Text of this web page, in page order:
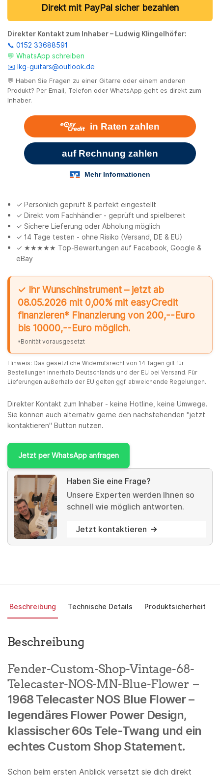
Direkt mit PayPal sicher bezahlen
Direkter Kontakt zum Inhaber – Ludwig Klingelhöfer:
📞 0152 33688591
💬 WhatsApp schreiben
✉️ lkg-guitars@outlook.de
💬 Haben Sie Fragen zu einer Gitarre oder einem anderen
Produkt? Per Email, Telefon oder WhatsApp geht es direkt zum
Inhaber.
✓ Persönlich geprüft & perfekt eingestellt
✓ Direkt vom Fachhändler - geprüft und spielbereit
✓ Sichere Lieferung oder Abholung möglich
✓ 14 Tage testen - ohne Risiko (Versand, DE & EU)
✓ ★★★★★ Top-Bewertungen auf Facebook, Google &
eBay
✓ Ihr Wunschinstrument – jetzt ab
08.05.2026 mit 0,00% mit easyCredit
finanzieren* Finanzierung von 200,--Euro
bis 10000,--Euro möglich.
*Bonität vorausgesetzt
Hinweis: Das gesetzliche Widerrufsrecht von 14 Tagen gilt für
Bestellungen innerhalb Deutschlands und der EU bei Versand. Für
Lieferungen außerhalb der EU gelten ggf. abweichende Regelungen.
Direkter Kontakt zum Inhaber - keine Hotline, keine Umwege.
Sie können auch alternativ gerne den nachstehenden "jetzt
kontaktieren" Button nutzen.
Jetzt per WhatsApp anfragen
Haben Sie eine Frage?
Unsere Experten werden Ihnen so
schnell wie möglich antworten.
Jetzt kontaktieren
Beschreibung Technische Details Produktsicherheit
Beschreibung
Fender-Custom-Shop-Vintage-68-
Telecaster-NOS-MN-Blue-Flower –
1968 Telecaster NOS Blue Flower –
legendäres Flower Power Design,
klassischer 60s Tele-Twang und ein
echtes Custom Shop Statement.
Schon beim ersten Anblick versetzt sie dich direkt